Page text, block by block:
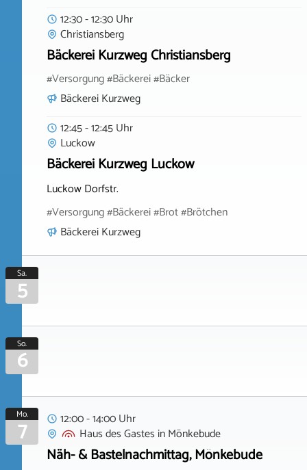
12:30 - 12:30 Uhr
Christiansberg
Bäckerei Kurzweg Christiansberg
#Versorgung #Bäckerei #Bäcker
Bäckerei Kurzweg
12:45 - 12:45 Uhr
Luckow
Bäckerei Kurzweg Luckow
Luckow Dorfstr.
#Versorgung #Bäckerei #Brot #Brötchen
Bäckerei Kurzweg
Sa.
5
So.
6
Mo.
7
12:00 - 14:00 Uhr
Haus des Gastes inMönkebude
Näh- & Bastelnachmittag, Mönkebude